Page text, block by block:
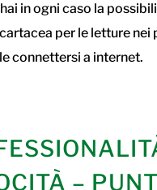
in ogni caso la
per le letture nei
connettersi a internet.
–